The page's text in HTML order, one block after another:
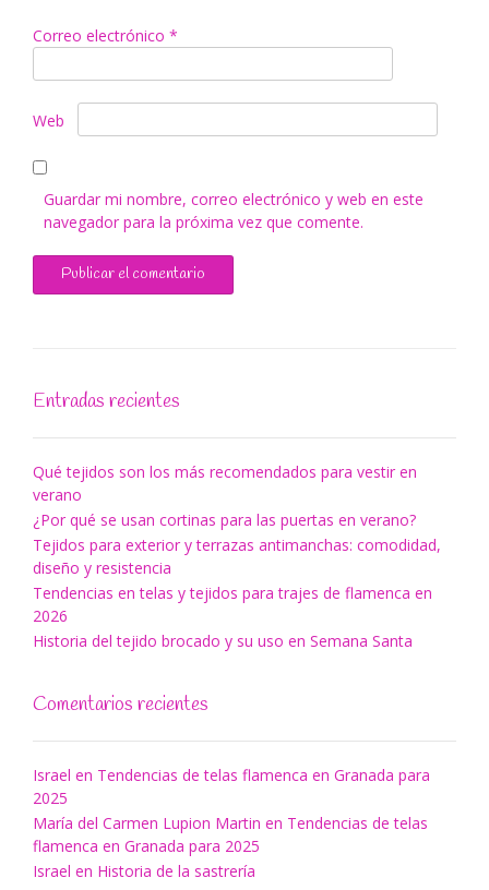
Correo electrónico *
Web
Guardar mi nombre, correo electrónico y web en este
navegador para la próxima vez que comente.
Entradas recientes
Qué tejidos son los más recomendados para vestir en
verano
¿Por qué se usan cortinas para las puertas en verano?
Tejidos para exterior y terrazas antimanchas: comodidad,
diseño y resistencia
Tendencias en telas y tejidos para trajes de flamenca en
2026
Historia del tejido brocado y su uso en Semana Santa
Comentarios recientes
Israel en Tendencias de telas flamenca en Granada para
2025
María del Carmen Lupion Martin en Tendencias de telas
flamenca en Granada para 2025
Israel en Historia de la sastrería